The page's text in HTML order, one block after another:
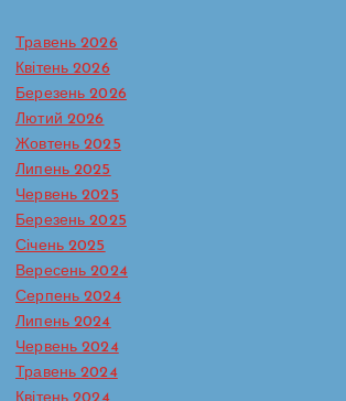
Травень 2026
Квітень 2026
Березень 2026
Лютий 2026
Жовтень 2025
Липень 2025
Червень 2025
Березень 2025
Січень 2025
Вересень 2024
Серпень 2024
Липень 2024
Червень 2024
Травень 2024